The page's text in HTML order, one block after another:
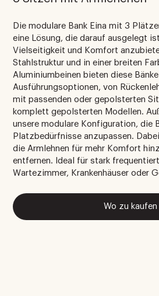
Die modulare Bank Eina mit 3
eine Lösung, die darauf ausgelegt
Vielseitigkeit und Komfort
Stahlstruktur und in einer breiten
Aluminiumbeinen bieten diese
Ausführungsoptionen, von
mit passenden oder gepolsterten
komplett gepolsterten Modellen.
unsere modulare Konfiguration, die
Platzbedürfnisse anzupassen.
die Armlehnen für mehr Komfort
entfernen. Ideal für stark
Wartezimmer, Krankenhäuser oder
Wo zu kaufen